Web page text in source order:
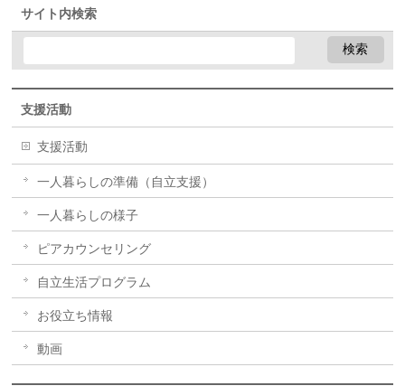
サイト内検索
支援活動
支援活動
一人暮らしの準備（自立支援）
一人暮らしの様子
ピアカウンセリング
自立生活プログラム
お役立ち情報
動画